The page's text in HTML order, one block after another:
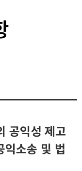
공익성 제고
익소송 및 법